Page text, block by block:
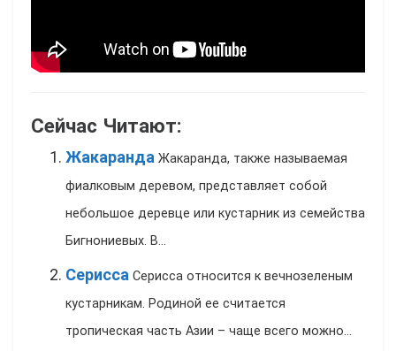
Сейчас Читают:
Жакаранда Жакаранда, также называемая
фиалковым деревом, представляет собой
небольшое деревце или кустарник из семейства
Бигнониевых. В...
Серисса Серисса относится к вечнозеленым
кустарникам. Родиной ее считается
тропическая часть Азии – чаще всего можно...